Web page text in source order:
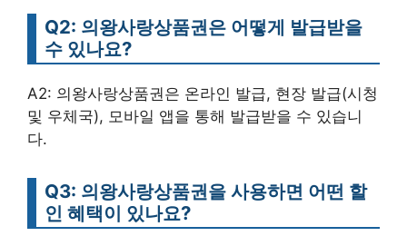
Q2: 의왕사랑상품권은 어떻게 발급받을
수 있나요?
A2: 의왕사랑상품권은 온라인 발급, 현장 발급(시청
및 우체국), 모바일 앱을 통해 발급받을 수 있습니
다.
Q3: 의왕사랑상품권을 사용하면 어떤 할
인 혜택이 있나요?